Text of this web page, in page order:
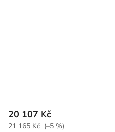
20 107 Kč
21 165 Kč (–5 %)